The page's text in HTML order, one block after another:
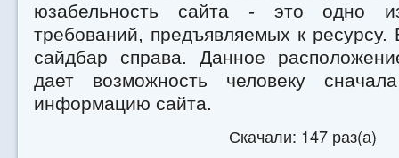
юзабельность сайта - это одно
требований, предъявляемых к
сайдбар справа. Данное
дает возможность человеку
информацию сайта.
Скачали: 147 раз(а)